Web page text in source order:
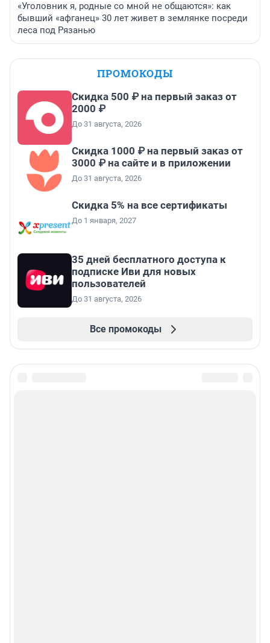
«Уголовник я, родные со мной не общаются»: как
бывший «афганец» 30 лет живет в землянке посреди
леса под Рязанью
ПРОМОКОДЫ
Скидка 500 ₽ на первый заказ от
2000 ₽
До 31 августа, 2026
Скидка 1000 ₽ на первый заказ от
3000 ₽ на сайте и в приложении
До 31 августа, 2026
Скидка 5% на все сертификаты
До 1 января, 2027
35 дней бесплатного доступа к
подписке Иви для новых
пользователей
До 31 августа, 2026
Все промокоды